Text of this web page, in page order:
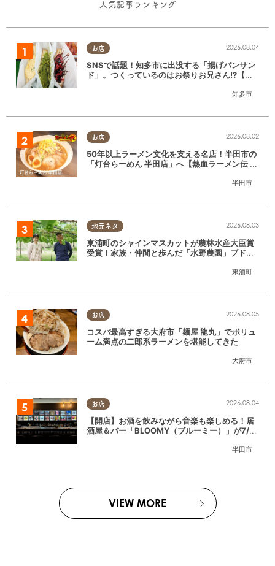
人気記事ランキング
お店
知多市
2026.08.04
SNSで話題！知多市に出没する「揚げパンサン
ド」。つくっているのはお祭りお兄さん!?【ち
お店
半田市
2026.08.02
50年以上ラーメン文化を支える名店！半田市の
「灯台らーめん 半田店」へ【熱血ラーメン伝 8
地元ネタ
東浦町
2026.08.03
東浦町のシャインマスカットが農林水産大臣賞
受賞！家族・仲間と歩んだ「水野農園」ブドウ
お店
大府市
2026.08.05
コスパ最高すぎる大府市「麺屋 龍丸」でボリュ
ーム満点の二郎系ラーメンを堪能してきた
お店
半田市
2026.08.04
【開店】お酒を飲みながら音楽も楽しめる！居
酒屋＆バー「BLOOMY（ブルーミー）」が7/3
VIEW MORE